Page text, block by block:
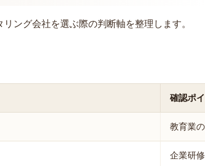
ング会社を選ぶ際の判断軸を整理します。
確認ポ
教育業
企業研